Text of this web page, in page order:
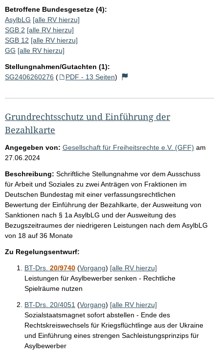
Betroffene Bundesgesetze (4):
AsylbLG [alle RV hierzu]
SGB 2 [alle RV hierzu]
SGB 12 [alle RV hierzu]
GG [alle RV hierzu]
Stellungnahmen/Gutachten (1):
SG2406260276 ( PDF - 13 Seiten)
Grundrechtsschutz und Einführung der
Bezahlkarte
Angegeben von: Gesellschaft für Freiheitsrechte e.V. (GFF) am
27.06.2024
Beschreibung: Schriftliche Stellungnahme vor dem Ausschuss
für Arbeit und Soziales zu zwei Anträgen von Fraktionen im
Deutschen Bundestag mit einer verfassungsrechtlichen
Bewertung der Einführung der Bezahlkarte, der Ausweitung von
Sanktionen nach § 1a AsylbLG und der Ausweitung des
Bezugszeitraumes der niedrigeren Leistungen nach dem AsylbLG
von 18 auf 36 Monate
Zu Regelungsentwurf:
BT-Drs. 20/9740 (Vorgang) [alle RV hierzu]
Leistungen für Asylbewerber senken - Rechtliche
Spielräume nutzen
BT-Drs. 20/4051 (Vorgang) [alle RV hierzu]
Sozialstaatsmagnet sofort abstellen - Ende des
Rechtskreiswechsels für Kriegsflüchtlinge aus der Ukraine
und Einführung eines strengen Sachleistungsprinzips für
Asylbewerber